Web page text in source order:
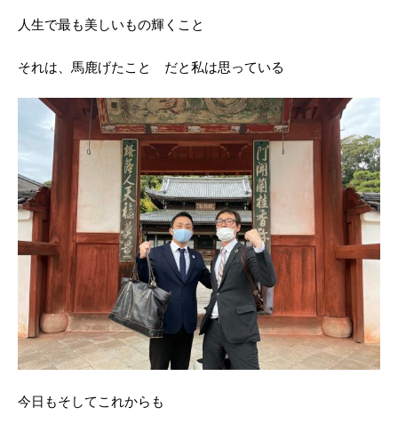
人生で最も美しいもの輝くこと
それは、馬鹿げたこと だと私は思っている
今日もそしてこれからも